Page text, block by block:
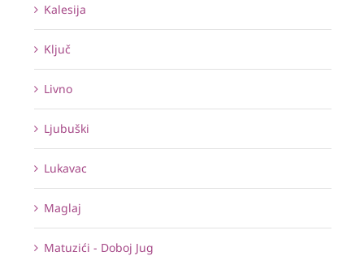
Kalesija
Ključ
Livno
Ljubuški
Lukavac
Maglaj
Matuzići - Doboj Jug